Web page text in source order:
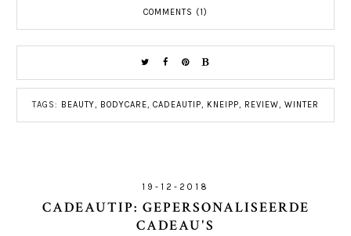
COMMENTS (1)
TAGS: BEAUTY, BODYCARE, CADEAUTIP, KNEIPP, REVIEW, WINTER
19-12-2018
CADEAUTIP: GEPERSONALISEERDE
CADEAU'S